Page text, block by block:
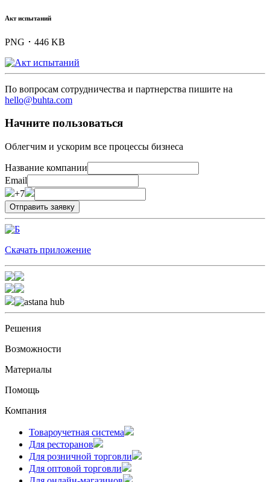
Акт испытаний
PNG ･ 446 KB
По вопросам сотрудничества и партнерства пишите на
hello@buhta.com
Начните пользоваться
Облегчим и ускорим все процессы бизнеса
Название компании
Email
+7
Скачать приложение
Решения
Возможности
Материалы
Помощь
Компания
Товароучетная система
Для ресторанов
Для розничной торговли
Для оптовой торговли